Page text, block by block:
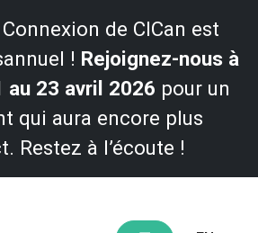
de CICan est
! Rejoignez-nous à
au 23 avril 2026 pour un
qui aura encore plus
Restez à l’écoute !